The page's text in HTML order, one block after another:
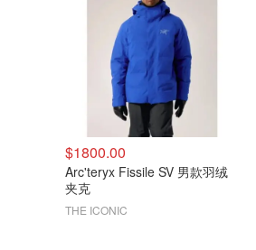
$1800.00
Arc'teryx Fissile SV 男款羽绒
夹克
THE ICONIC